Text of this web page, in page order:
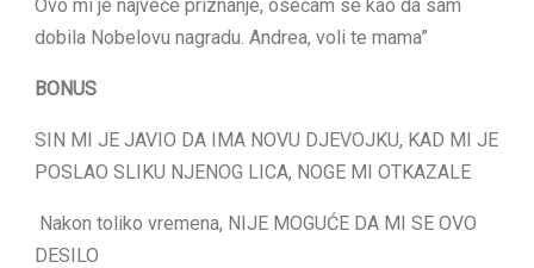
Ovo mi je najveće priznanje, osećam se kao da sam
dobila Nobelovu nagradu. Andrea, voli te mama”
BONUS
SIN MI JE JAVIO DA IMA NOVU DJEVOJKU, KAD MI JE
POSLAO SLIKU NJENOG LICA, NOGE MI OTKAZALE
Nakon toliko vremena, NIJE MOGUĆE DA MI SE OVO
DESILO